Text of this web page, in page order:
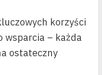
korzyści
wsparcia – każda
ostateczny